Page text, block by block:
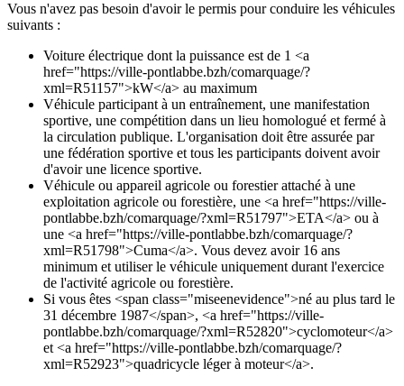
Vous n'avez pas besoin d'avoir le permis pour conduire les véhicules
suivants :
Voiture électrique dont la puissance est de 1 <a
href="https://ville-pontlabbe.bzh/comarquage/?
xml=R51157">kW</a> au maximum
Véhicule participant à un entraînement, une manifestation
sportive, une compétition dans un lieu homologué et fermé à
la circulation publique. L'organisation doit être assurée par
une fédération sportive et tous les participants doivent avoir
d'avoir une licence sportive.
Véhicule ou appareil agricole ou forestier attaché à une
exploitation agricole ou forestière, une <a href="https://ville-
pontlabbe.bzh/comarquage/?xml=R51797">ETA</a> ou à
une <a href="https://ville-pontlabbe.bzh/comarquage/?
xml=R51798">Cuma</a>. Vous devez avoir 16 ans
minimum et utiliser le véhicule uniquement durant l'exercice
de l'activité agricole ou forestière.
Si vous êtes <span class="miseenevidence">né au plus tard le
31 décembre 1987</span>, <a href="https://ville-
pontlabbe.bzh/comarquage/?xml=R52820">cyclomoteur</a>
et <a href="https://ville-pontlabbe.bzh/comarquage/?
xml=R52923">quadricycle léger à moteur</a>.